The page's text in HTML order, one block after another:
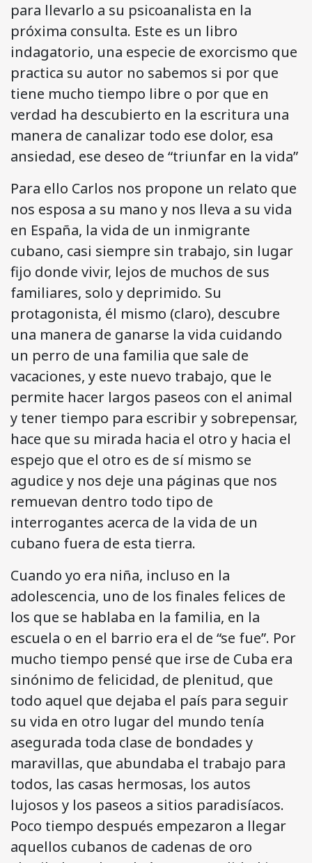
para llevarlo a su psicoanalista en la
próxima consulta. Este es un libro
indagatorio, una especie de exorcismo que
practica su autor no sabemos si por que
tiene mucho tiempo libre o por que en
verdad ha descubierto en la escritura una
manera de canalizar todo ese dolor, esa
ansiedad, ese deseo de “triunfar en la vida”
Para ello Carlos nos propone un relato que
nos esposa a su mano y nos lleva a su vida
en España, la vida de un inmigrante
cubano, casi siempre sin trabajo, sin lugar
fijo donde vivir, lejos de muchos de sus
familiares, solo y deprimido. Su
protagonista, él mismo (claro), descubre
una manera de ganarse la vida cuidando
un perro de una familia que sale de
vacaciones, y este nuevo trabajo, que le
permite hacer largos paseos con el animal
y tener tiempo para escribir y sobrepensar,
hace que su mirada hacia el otro y hacia el
espejo que el otro es de sí mismo se
agudice y nos deje una páginas que nos
remuevan dentro todo tipo de
interrogantes acerca de la vida de un
cubano fuera de esta tierra.
Cuando yo era niña, incluso en la
adolescencia, uno de los finales felices de
los que se hablaba en la familia, en la
escuela o en el barrio era el de “se fue”. Por
mucho tiempo pensé que irse de Cuba era
sinónimo de felicidad, de plenitud, que
todo aquel que dejaba el país para seguir
su vida en otro lugar del mundo tenía
asegurada toda clase de bondades y
maravillas, que abundaba el trabajo para
todos, las casas hermosas, los autos
lujosos y los paseos a sitios paradisíacos.
Poco tiempo después empezaron a llegar
aquellos cubanos de cadenas de oro